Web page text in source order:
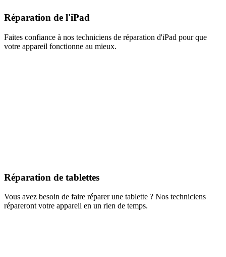
Réparation de l'iPad
Faites confiance à nos techniciens de réparation d'iPad pour que
votre appareil fonctionne au mieux.
Réparation de tablettes
Vous avez besoin de faire réparer une tablette ? Nos techniciens
répareront votre appareil en un rien de temps.